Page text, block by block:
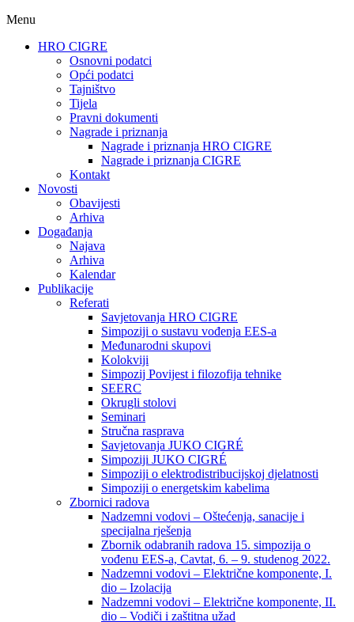
Menu
HRO CIGRE
Osnovni podatci​
Opći podatci
Tajništvo
Tijela
Pravni dokumenti
Nagrade i priznanja
Nagrade i priznanja HRO CIGRE
Nagrade i priznanja CIGRE
Kontakt
Novosti
Obavijesti
Arhiva
Događanja
Najava
Arhiva
Kalendar
Publikacije
Referati
Savjetovanja HRO CIGRE
Simpoziji o sustavu vođenja EES-a
Međunarodni skupovi
Kolokviji​
Simpozij Povijest i filozofija tehnike
SEERC
Okrugli stolovi
Seminari​
Stručna rasprava​
Savjetovanja JUKO CIGRÉ
Simpoziji JUKO CIGRÉ
Simpoziji o elektrodistribucijskoj djelatnosti
Simpoziji o energetskim kabelima
Zbornici radova
Nadzemni vodovi – Oštećenja, sanacije i
specijalna rješenja
Zbornik odabranih radova 15. simpozija o
vođenu EES-a, Cavtat, 6. – 9. studenog 2022.
Nadzemni vodovi – Električne komponente, I.
dio – Izolacija
Nadzemni vodovi – Električne komponente, II.
dio – Vodiči i zaštitna užad